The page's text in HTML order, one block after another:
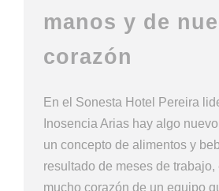
manos y de
corazón
En el Sonesta Hotel Pereira
Inosencia Arias hay algo
un concepto de alimentos y
resultado de meses de
mucho corazón de un equipo